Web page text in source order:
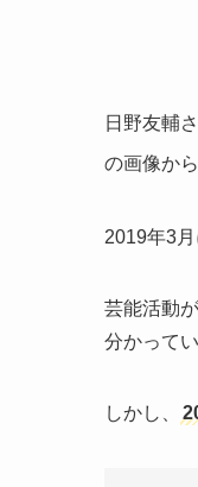
日野友輔
の画像から
2019年3
芸能活動
分かって
しかし、